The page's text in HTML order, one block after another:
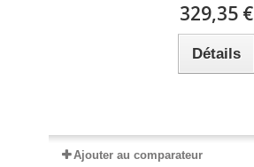
329,35 €
Détails
Ajouter au comparateur